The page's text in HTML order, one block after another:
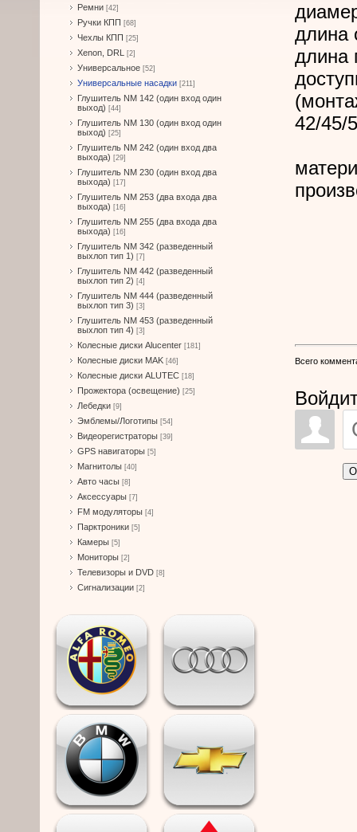
Ремни [42]
Ручки КПП [68]
Чехлы КПП [25]
Xenon, DRL [2]
Универсальное [52]
Универсальные насадки [211]
Глушитель NM 142 (один вход один
выход) [44]
Глушитель NM 130 (один вход один
выход) [25]
Глушитель NM 242 (один вход два
выхода) [29]
Глушитель NM 230 (один вход два
выхода) [17]
Глушитель NM 253 (два входа два
выхода) [16]
Глушитель NM 255 (два входа два
выхода) [16]
Глушитель NM 342 (разведенный
выхлоп тип 1) [7]
Глушитель NM 442 (разведенный
выхлоп тип 2) [4]
Глушитель NM 444 (разведенный
выхлоп тип 3) [3]
Глушитель NM 453 (разведенный
выхлоп тип 4) [3]
Колесные диски Alucenter [181]
Колесные диски MAK [46]
Колесные диски ALUTEC [18]
Прожектора (освещение) [25]
Лебедки [9]
Эмблемы/Логотипы [54]
Видеорегистраторы [39]
GPS навигаторы [5]
Магнитолы [40]
Авто часы [8]
Аксессуары [7]
FM модуляторы [4]
Парктроники [5]
Камеры [5]
Мониторы [2]
Телевизоры и DVD [8]
Сигнализации [2]
длина
длина
42/45/
Всего